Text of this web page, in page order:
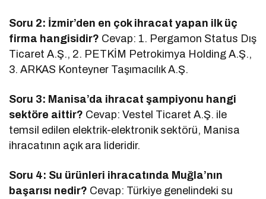
Soru 2: İzmir’den en çok ihracat yapan ilk üç
firma hangisidir? Cevap: 1. Pergamon Status Dış
Ticaret A.Ş., 2. PETKİM Petrokimya Holding A.Ş.,
3. ARKAS Konteyner Taşımacılık A.Ş.
Soru 3: Manisa’da ihracat şampiyonu hangi
sektöre aittir? Cevap: Vestel Ticaret A.Ş. ile
temsil edilen elektrik-elektronik sektörü, Manisa
ihracatının açık ara lideridir.
Soru 4: Su ürünleri ihracatında Muğla’nın
başarısı nedir? Cevap: Türkiye genelindeki su